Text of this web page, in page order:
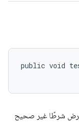
public void
شرطًا غير صحيح